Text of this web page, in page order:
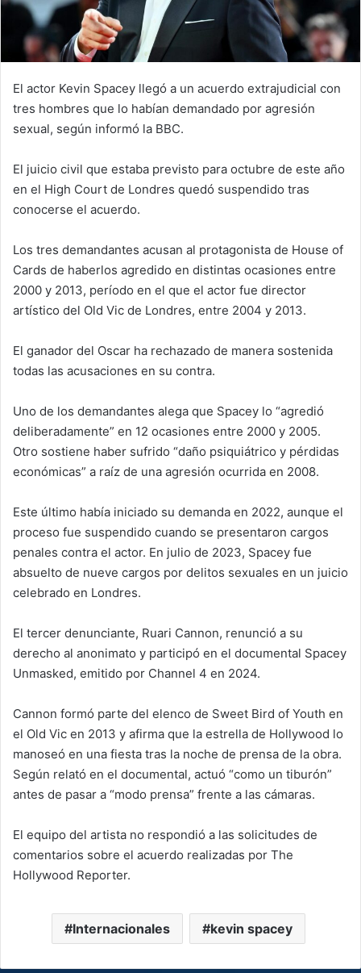
El actor Kevin Spacey llegó a un acuerdo extrajudicial con
tres hombres que lo habían demandado por agresión
sexual, según informó la BBC.
El juicio civil que estaba previsto para octubre de este año
en el High Court de Londres quedó suspendido tras
conocerse el acuerdo.
Los tres demandantes acusan al protagonista de House of
Cards de haberlos agredido en distintas ocasiones entre
2000 y 2013, período en el que el actor fue director
artístico del Old Vic de Londres, entre 2004 y 2013.
El ganador del Oscar ha rechazado de manera sostenida
todas las acusaciones en su contra.
Uno de los demandantes alega que Spacey lo “agredió
deliberadamente” en 12 ocasiones entre 2000 y 2005.
Otro sostiene haber sufrido “daño psiquiátrico y pérdidas
económicas” a raíz de una agresión ocurrida en 2008.
Este último había iniciado su demanda en 2022, aunque el
proceso fue suspendido cuando se presentaron cargos
penales contra el actor. En julio de 2023, Spacey fue
absuelto de nueve cargos por delitos sexuales en un juicio
celebrado en Londres.
El tercer denunciante, Ruari Cannon, renunció a su
derecho al anonimato y participó en el documental Spacey
Unmasked, emitido por Channel 4 en 2024.
Cannon formó parte del elenco de Sweet Bird of Youth en
el Old Vic en 2013 y afirma que la estrella de Hollywood lo
manoseó en una fiesta tras la noche de prensa de la obra.
Según relató en el documental, actuó “como un tiburón”
antes de pasar a “modo prensa” frente a las cámaras.
El equipo del artista no respondió a las solicitudes de
comentarios sobre el acuerdo realizadas por The
Hollywood Reporter.
Internacionales kevin spacey